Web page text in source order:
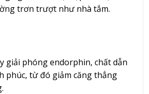
trơn trượt như nhà tắm.
giải phóng endorphin, chất dẫn
phúc, từ đó giảm căng thẳng